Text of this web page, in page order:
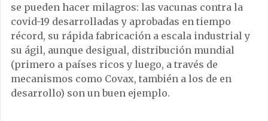
se pueden hacer milagros: las vacunas contra la
covid-19 desarrolladas y aprobadas en tiempo
récord, su rápida fabricación a escala industrial y
su ágil, aunque desigual, distribución mundial
(primero a países ricos y luego, a través de
mecanismos como Covax, también a los de en
desarrollo) son un buen ejemplo.